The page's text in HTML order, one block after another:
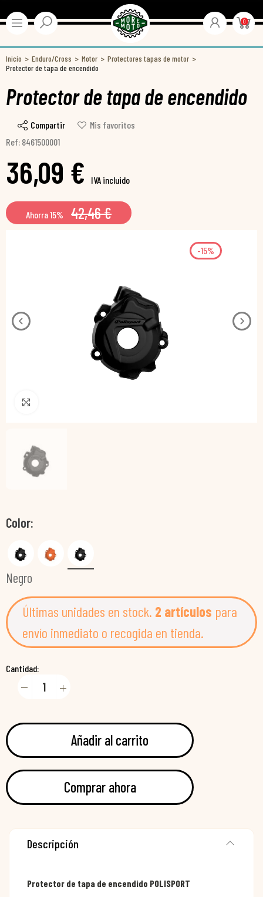
0
Inicio Enduro/Cross Motor
Protectores tapas de motor
Protector de tapa de encendido
Protector de tapa de encendido
Compartir
Mis favoritos
Ref: 8461500001
36,09 € IVA incluido
Ahorra 15% 42,46 €
-15%
Color
Negro
Últimas unidades en stock. 2 artículos para
envío inmediato o recogida en tienda.
Cantidad:
Añadir al carrito
Comprar ahora
Descripción
Protector de tapa de encendido POLISPORT